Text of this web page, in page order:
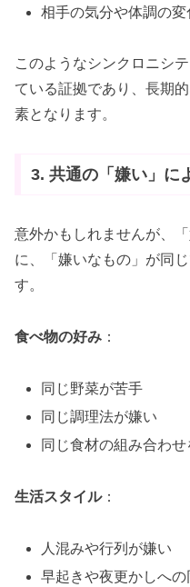
相手の気分や体調の変
このようなシンクロニシ
ている証拠であり、長期
素となります。
3. 共通の「嫌い」に
意外かもしれませんが、
に、「嫌いなもの」が同
す。
食べ物の好み ：
同じ野菜が苦手
同じ調理法が嫌い
同じ食材の組み合わせ
生活スタイル：
人混みや行列が嫌い
早起きや夜更かしへ